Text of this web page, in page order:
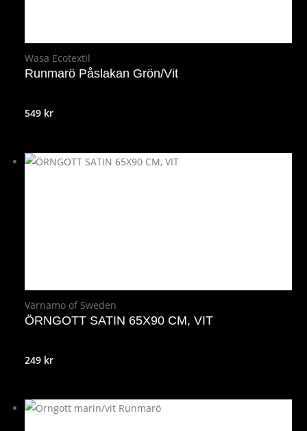
Wasa Ecotextil
Runmarö Påslakan Grön/Vit
549 kr
Värnamo of Sweden
ÖRNGOTT SATIN 65X90 CM, VIT
249 kr